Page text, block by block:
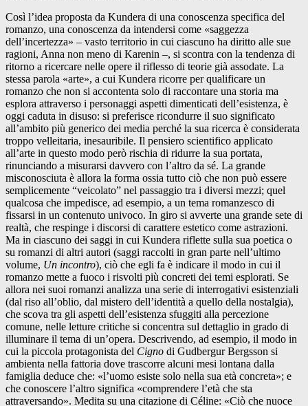
Così l’idea proposta da Kundera di una conoscenza specifica del
romanzo, una conoscenza da intendersi come «saggezza
dell’incertezza» – vasto territorio in cui ciascuno ha diritto alle sue
ragioni, Anna non meno di Karenin –, si scontra con la tendenza di
ritorno a ricercare nelle opere il riflesso di teorie già assodate. La
stessa parola «arte», a cui Kundera ricorre per qualificare un
romanzo che non si accontenta solo di raccontare una storia ma
esplora attraverso i personaggi aspetti dimenticati dell’esistenza, è
oggi caduta in disuso: si preferisce ricondurre il suo significato
all’ambito più generico dei media perché la sua ricerca è considerata
troppo velleitaria, inesauribile. Il pensiero scientifico applicato
all’arte in questo modo però rischia di ridurre la sua portata,
rinunciando a misurarsi davvero con l’altro da sé. La grande
misconosciuta è allora la forma ossia tutto ciò che non può essere
semplicemente “veicolato” nel passaggio tra i diversi mezzi; quel
qualcosa che impedisce, ad esempio, a un tema romanzesco di
fissarsi in un contenuto univoco. In giro si avverte una grande sete di
realtà, che respinge i discorsi di carattere estetico come astrazioni.
Ma in ciascuno dei saggi in cui Kundera riflette sulla sua poetica o
su romanzi di altri autori (saggi raccolti in gran parte nell’ultimo
volume, Un incontro), ciò che egli fa è indicare il modo in cui il
romanzo mette a fuoco i risvolti più concreti dei temi esplorati. Se
allora nei suoi romanzi analizza una serie di interrogativi esistenziali
(dal riso all’oblio, dal mistero dell’identità a quello della nostalgia),
che scova tra gli aspetti dell’esistenza sfuggiti alla percezione
comune, nelle letture critiche si concentra sul dettaglio in grado di
illuminare il tema di un’opera. Descrivendo, ad esempio, il modo in
cui la piccola protagonista del Cigno di Gudbergur Bergsson si
ambienta nella fattoria dove trascorre alcuni mesi lontana dalla
famiglia deduce che: «l’uomo esiste solo nella sua età concreta»; e
che conoscere l’altro significa «comprendere l’età che sta
attraversando». Medita su una citazione di Céline: «Ciò che nuoce